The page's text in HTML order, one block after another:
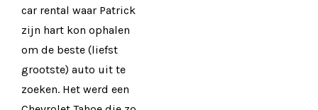
car rental waar Patrick
zijn hart kon ophalen
om de beste (liefst
grootste) auto uit te
zoeken. Het werd een